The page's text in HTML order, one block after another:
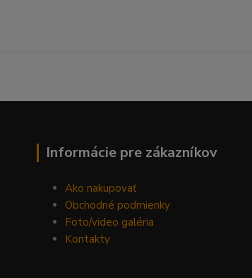
Informácie pre zákazníkov
Ako nakupovať
Obchodné podmienky
Foto/video galéria
Kontakty